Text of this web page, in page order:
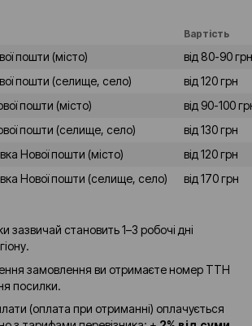
Вартість
пошти (місто)
від 80-90 грн
пошти (селище, село)
від 120 грн
пошти (місто)
від 90-100
пошти (селище, село)
від 130 грн
Нової пошти (місто)
від 120 грн
Нової пошти (селище, село)
від 170 грн
зазвичай становить 1–3 робочі дні
замовлення ви отримаєте номер ТТН
посилки.
(оплата при отриманні) оплачується